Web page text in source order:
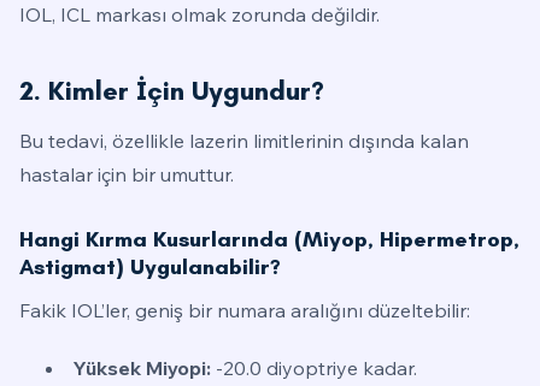
IOL, ICL markası olmak zorunda değildir.
2. Kimler İçin Uygundur?
Bu tedavi, özellikle lazerin limitlerinin dışında kalan
hastalar için bir umuttur.
Hangi Kırma Kusurlarında (miyop, Hipermetrop,
Astigmat) Uygulanabilir?
Fakik IOL’ler, geniş bir numara aralığını düzeltebilir:
Yüksek Miyopi: -20.0 diyoptriye kadar.